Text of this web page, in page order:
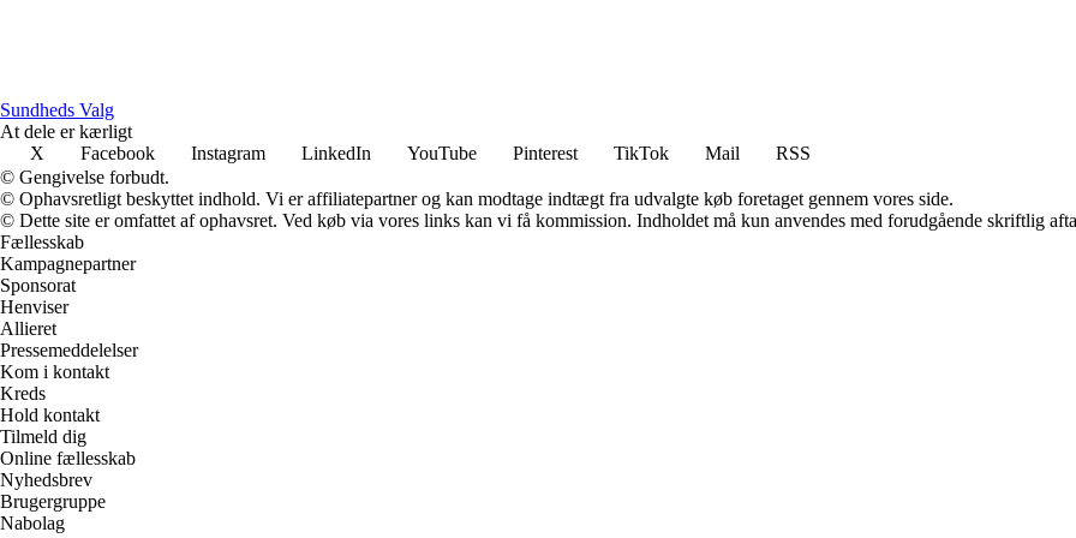
Sundheds Valg
At dele er kærligt
X
Facebook Instagram LinkedIn YouTube Pinterest TikTok Mail
RSS
© Gengivelse forbudt.
© Ophavsretligt beskyttet indhold. Vi er affiliatepartner og kan modtage indtægt fra udvalgte køb foretaget gennem vores side.
© Dette site er omfattet af ophavsret. Ved køb via vores links kan vi få kommission. Indholdet må kun anvendes med forudgående skriftlig
Fællesskab
Kampagnepartner
Sponsorat
Henviser
Allieret
Pressemeddelelser
Kom i kontakt
Kreds
Hold kontakt
Tilmeld dig
Online fællesskab
Nyhedsbrev
Brugergruppe
Nabolag